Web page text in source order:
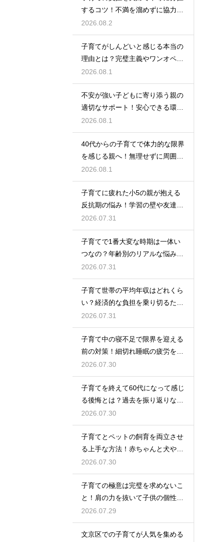
するコツ！不満を溜めずに協力し
て育児を乗り切るための上手なコ
ミュニケーション
2026.08.2
子育てがしんどいと感じる本当の
理由とは？完璧主義やワンオペの
負担を手放して自分らしく育児を
楽しむためのヒント
2026.08.1
不安が強い子どもに寄り添う親の
適切なサポート！安心できる環境
を作って自己肯定感を高め自立心
を育むための接し方
2026.08.1
40代からの子育てで体力的な限界
を感じる親へ！無理せずに周囲の
サポートを活用して心に余裕を持
って育児をするコツ
2026.08.1
子育てに疲れた小5の親が抱える
反抗期の悩み！学習の壁や友達関
係のトラブルに適切に向き合って
サポートする術
2026.07.31
子育てで1番大変な時期は一体い
つなの？年齢別のリアルな悩みと
それを乗り越えるための親として
の心構えや工夫
2026.07.31
子育て世帯の平均年収はどれくら
い？経済的な負担を乗り切るため
の家計管理と将来に向けた計画的
な貯金のアドバイス
2026.07.31
子育て中の寝不足で限界を迎える
前の対策！細切れ睡眠の疲労を効
率良く回復させて日中のパフォー
マンスを上げる術
2026.07.30
子育てを終えて60代になって感じ
る後悔とは？過去を振り返りなが
らこれからの自分の人生を豊かに
生きるためのヒント
2026.07.30
子育てとペットの飼育を両立させ
る上手な方法！赤ちゃんと犬や猫
が安全に仲良く暮らすための環境
作りと注意点
2026.07.30
子育ての極意は完璧を求めないこ
と！肩の力を抜いて子供の個性を
尊重しながら笑顔で育児を楽しむ
ためのマインド
2026.07.29
文京区での子育てが人気を集める